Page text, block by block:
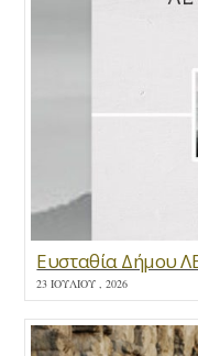
Ευσταθία Δήμου
23 ΙΟΥΛΊΟΥ , 2026